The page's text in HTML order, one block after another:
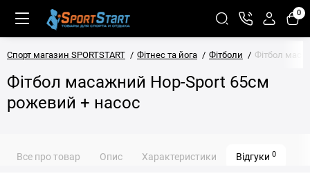
0
Спорт магазин SPORTSTART Фітнес та йога Фітболи Фітбол
Фітбол масажний Hop-Sport 65см
рожевий + насос
Все про товар Опис Характеристики Відгуки 0